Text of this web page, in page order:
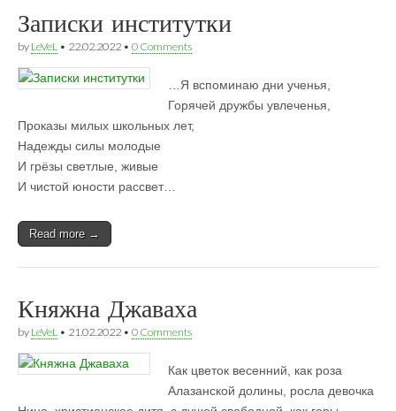
Записки институтки
by LeVeL • 22.02.2022 • 0 Comments
…Я вспоминаю дни ученья,
Горячей дружбы увлеченья,
Проказы милых школьных лет,
Надежды силы молодые
И грёзы светлые, живые
И чистой юности рассвет…
Read more →
Княжна Джаваха
by LeVeL • 21.02.2022 • 0 Comments
Как цветок весенний, как роза
Алазанской долины, росла девочка